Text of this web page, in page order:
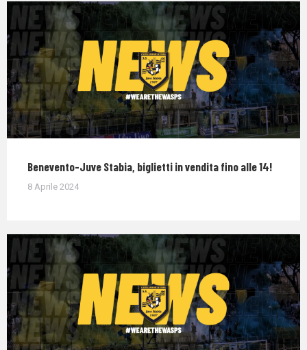
Benevento-Juve Stabia, biglietti in vendita fino alle 14!
8 Aprile 2024